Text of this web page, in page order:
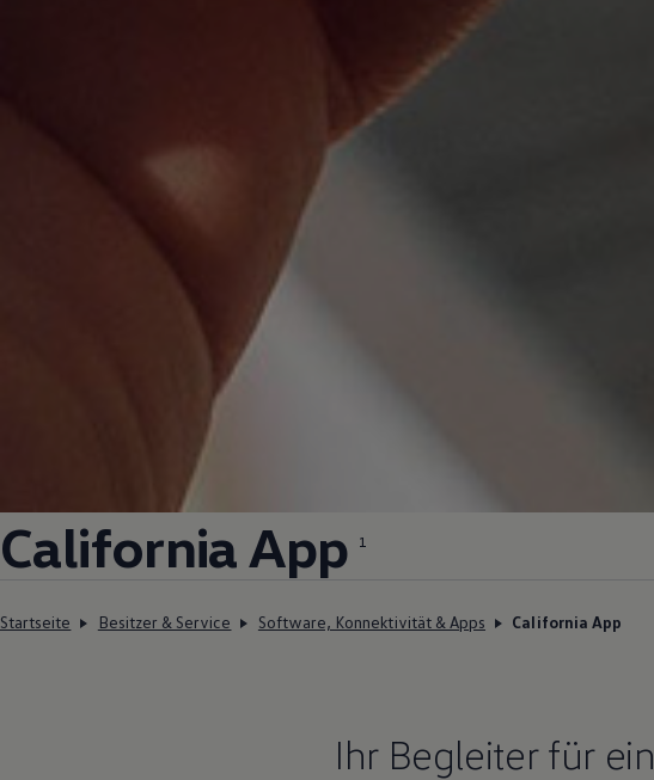
CaliforniaApp 1
Startseite Besitzer & Service Software, Konnektivität & Apps California App
Ihr Begleiter für ein